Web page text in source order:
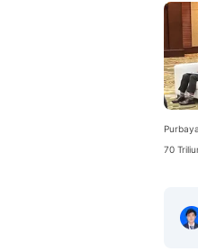
70